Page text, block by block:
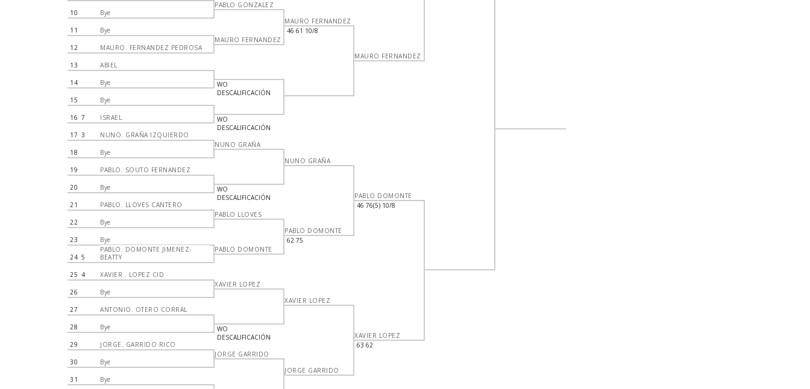
10 Bye
11 Bye
12 MAURO. FERNANDEZ PEDROSA
13 ABIEL.
14 Bye
15 Bye
16 7 ISRAEL.
17 3 NUNO. GRAÑA IZQUIERDO
18 Bye
19 PABLO. SOUTO FERNANDEZ
20 Bye
21 PABLO. LLOVES CANTERO
22 Bye
23 Bye
24 5
PABLO. DOMONTE JIMENEZ-
BEATTY
25 4 XAVIER . LOPEZ CID
26 Bye
27 ANTONIO. OTERO CORRAL
28 Bye
29 JORGE. GARRIDO RICO
30 Bye
31 Bye
PABLO GONZALEZ
MAURO FERNANDEZ
WO
DESCALIFICACIÓN
WO
DESCALIFICACIÓN
NUNO GRAÑA
WO
DESCALIFICACIÓN
PABLO LLOVES
PABLO DOMONTE
XAVIER LOPEZ
WO
DESCALIFICACIÓN
JORGE GARRIDO
MAURO FERNANDEZ
46 61 10/8
NUNO GRAÑA
PABLO DOMONTE
62 75
XAVIER LOPEZ
JORGE GARRIDO
MAURO FERNANDEZ
PABLO DOMONTE
46 76(5) 10/8
XAVIER LOPEZ
63 62